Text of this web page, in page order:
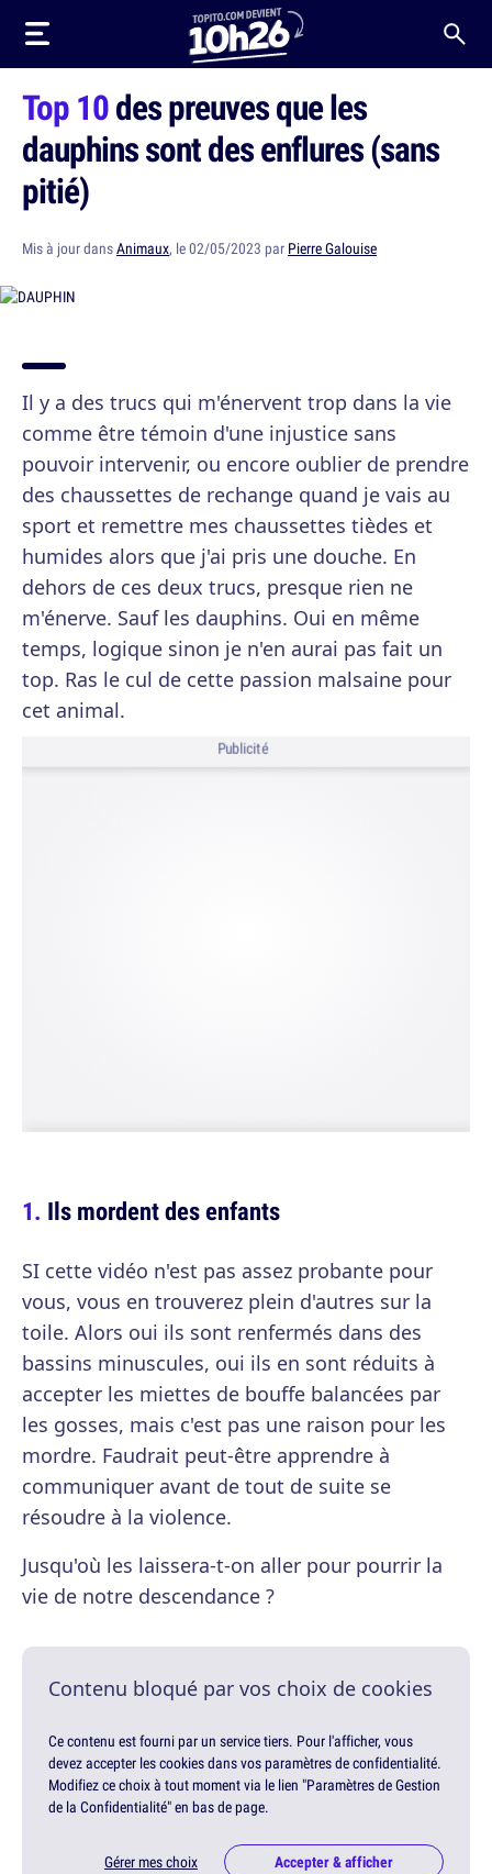
Top 10des preuves que les
dauphins sont des enflures (sans
pitié)
Mis à jour dansAnimaux, le 02/05/2023 par Pierre Galouise
Il y a des trucs qui m'énervent trop dans la vie
comme être témoin d'une injustice sans
pouvoir intervenir, ou encore oublier de prendre
des chaussettes de rechange quand je vais au
sport et remettre mes chaussettes tièdes et
humides alors que j'ai pris une douche. En
dehors de ces deux trucs, presque rien ne
m'énerve. Sauf les dauphins. Oui en même
temps, logique sinon je n'en aurai pas fait un
top. Ras le cul de cette passion malsaine pour
cet animal.
Publicité
Ils mordent des enfants
SI cette vidéo n'est pas assez probante pour
vous, vous en trouverez plein d'autres sur la
toile. Alors oui ils sont renfermés dans des
bassins minuscules, oui ils en sont réduits à
accepter les miettes de bouffe balancées par
les gosses, mais c'est pas une raison pour les
mordre. Faudrait peut-être apprendre à
communiquer avant de tout de suite se
résoudre à la violence.
Jusqu'où les laissera-t-on aller pour pourrir la
vie de notre descendance ?
Contenu bloqué par vos choix de cookies
Ce contenu est fourni par un service tiers. Pour l'afficher, vous
devez accepter les cookies dans vos paramètres de confidentialité.
Modifiez ce choix à tout moment via le lien "Paramètres de Gestion
de la Confidentialité" en bas de page.
Gérer mes choix Accepter & afficher